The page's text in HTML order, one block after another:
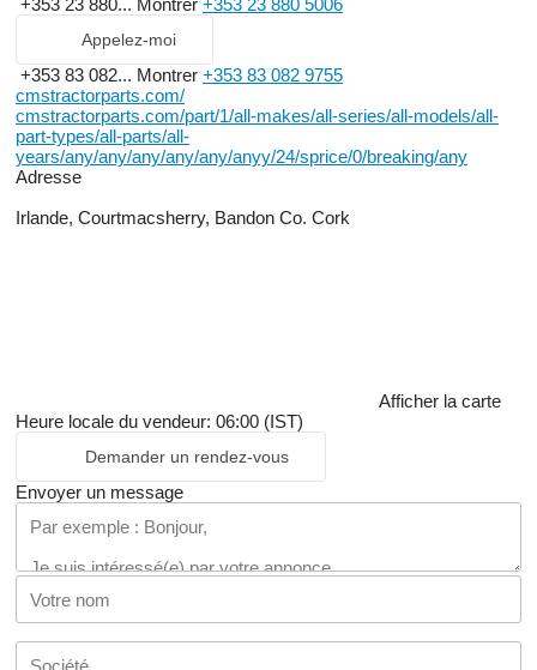
+353 23 880... Montrer +353 23 880 5006
Appelez-moi
+353 83 082... Montrer +353 83 082 9755
cmstractorparts.com/
cmstractorparts.com/part/1/all-makes/all-series/all-models/all-
part-types/all-parts/all-
years/any/any/any/any/any/anyy/24/sprice/0/breaking/any
Adresse
Irlande, Courtmacsherry, Bandon Co. Cork
Afficher la carte
Heure locale du vendeur: 06:00 (IST)
Demander un rendez-vous
Envoyer un message